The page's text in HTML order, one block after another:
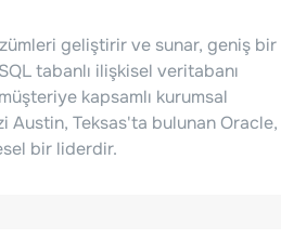
geliştirir ve sunar, geniş bir
tabanlı ilişkisel veritabanı
kapsamlı kurumsal
Austin, Teksas'ta bulunan Oracle,
bir liderdir.